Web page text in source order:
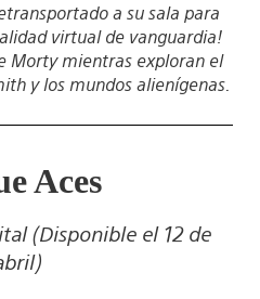
a su sala para
virtual de vanguardia!
Morty mientras exploran el
y los mundos alienígenas.
Aces
(Disponible el 12 de